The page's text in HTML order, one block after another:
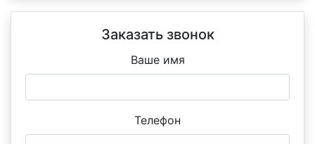
Заказать звонок
Ваше имя
Телефон